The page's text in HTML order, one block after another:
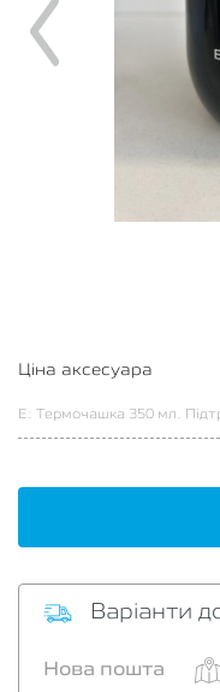
Ціна аксесуара
Варіанти
Нова пошта